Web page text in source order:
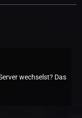
wechselst? Das